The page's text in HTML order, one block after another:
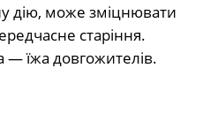
дію, може зміцнювати
старіння.
їжа довгожителів.